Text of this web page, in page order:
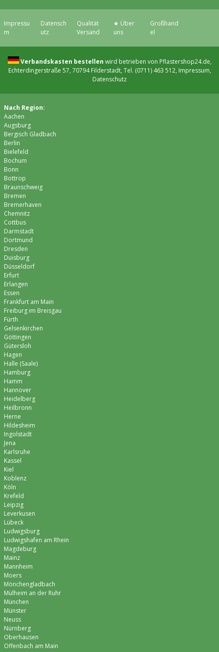
Impressu
m
Datensch
utz
Qualität
Versand
★ Über
uns
Großhand
el
Verbandskasten bestellen wird betrieben von Pflastershop24.de,
Echterdingerstraße 57, 70794 Filderstadt, Tel. (0711) 463 512, Impressum,
Datenschutz
Nach Region:
Aachen
Augsburg
Bergisch Gladbach
Berlin
Bielefeld
Bochum
Bonn
Bottrop
Braunschweig
Bremen
Bremer­haven
Chemnitz
Cottbus
Darmstadt
Dortmund
Dresden
Duisburg
Düsseldorf
Erfurt
Erlangen
Essen
Frankfurt am Main
Freiburg im Breisgau
Fürth
Gelsenkirchen
Göttingen
Gütersloh
Hagen
Halle (Saale)
Hamburg
Hamm
Hannover
Heidelberg
Heilbronn
Herne
Hildesheim
Ingolstadt
Jena
Karlsruhe
Kassel
Kiel
Koblenz
Köln
Krefeld
Leipzig
Leverkusen
Lübeck
Ludwigsburg
Ludwigshafen am Rhein
Magdeburg
Mainz
Mannheim
Moers
Mönchen­gladbach
Mülheim an der Ruhr
München
Münster
Neuss
Nürnberg
Oberhausen
Offenbach am Main